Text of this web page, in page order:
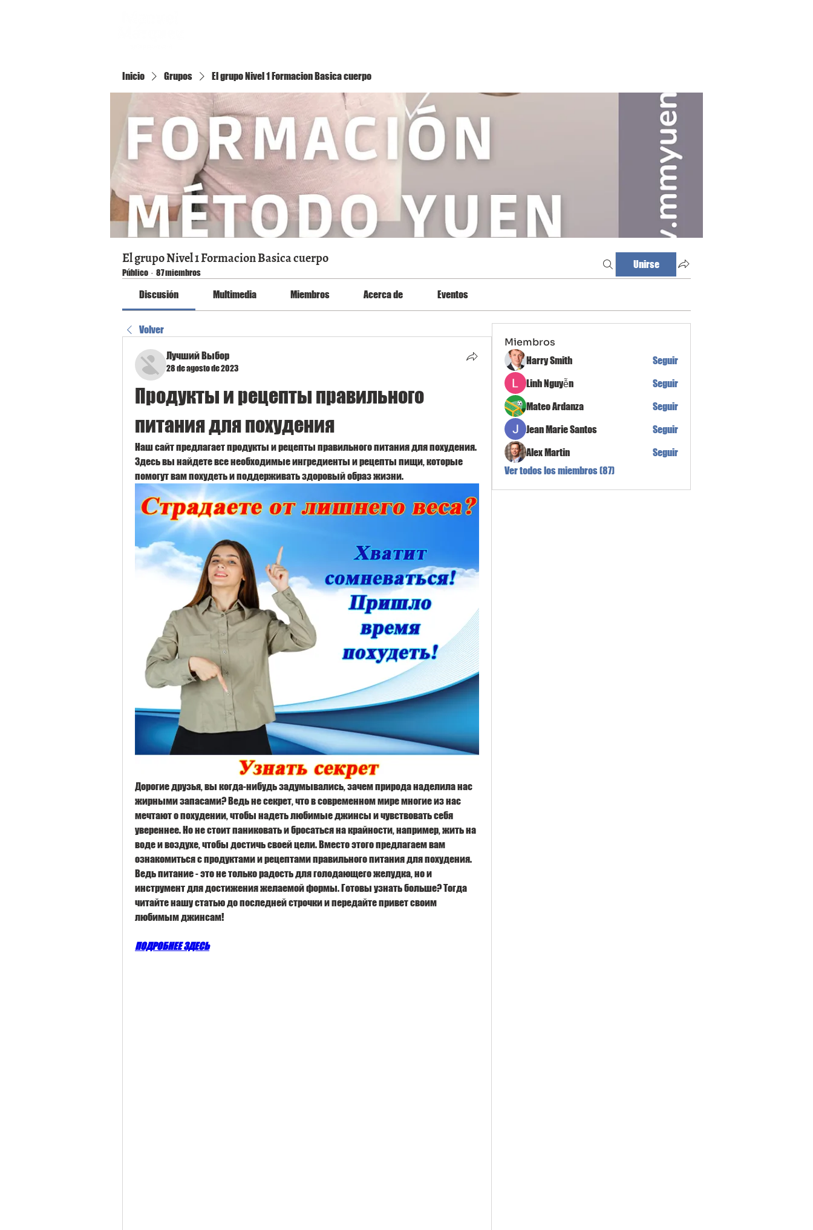
Inicio Grupos El grupo Nivel 1 Formacion Basica cuerpo
El grupo Nivel 1 Formacion Basica cuerpo
Público · 87 miembros
Unirse
Discusión Multimedia Miembros Acerca de Eventos
Volver
Лучший Выбор
28 de agosto de 2023
Продукты и рецепты правильного
питания для похудения
Наш сайт предлагает продукты и рецепты правильного питания для похудения.
Здесь вы найдете все необходимые ингредиенты и рецепты пищи, которые
помогут вам похудеть и поддерживать здоровый образ жизни.
Дорогие друзья, вы когда-нибудь задумывались, зачем природа наделила нас
жирными запасами? Ведь не секрет, что в современном мире многие из нас
мечтают о похудении, чтобы надеть любимые джинсы и чувствовать себя
увереннее. Но не стоит паниковать и бросаться на крайности, например, жить на
воде и воздухе, чтобы достичь своей цели. Вместо этого предлагаем вам
ознакомиться с продуктами и рецептами правильного питания для похудения.
Ведь питание - это не только радость для голодающего желудка, но и
инструмент для достижения желаемой формы. Готовы узнать больше? Тогда
читайте нашу статью до последней строчки и передайте привет своим
любимым джинсам!
ПОДРОБНЕЕ ЗДЕСЬ
Miembros
Harry Smith
Seguir
Linh Nguyễn
Seguir
Mateo Ardanza
Seguir
Jean Marie Santos
Seguir
Alex Martin
Seguir
Ver todos los miembros (87)